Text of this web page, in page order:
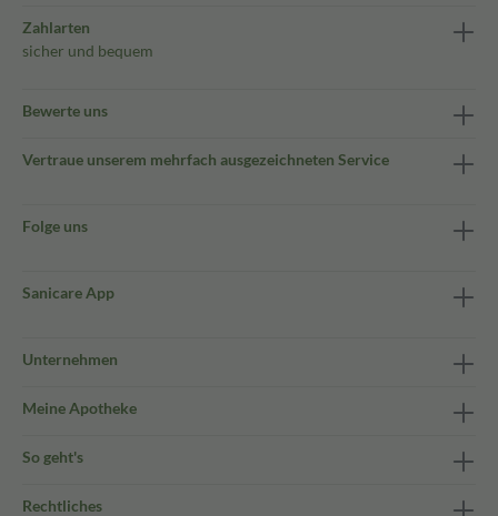
Zahlarten
sicher und bequem
Bewerte uns
Vertraue unserem mehrfach ausgezeichneten Service
Folge uns
Sanicare App
Unternehmen
Meine Apotheke
So geht's
Rechtliches